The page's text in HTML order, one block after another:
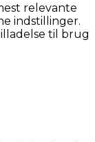
relevante
indstillinger.
til brug